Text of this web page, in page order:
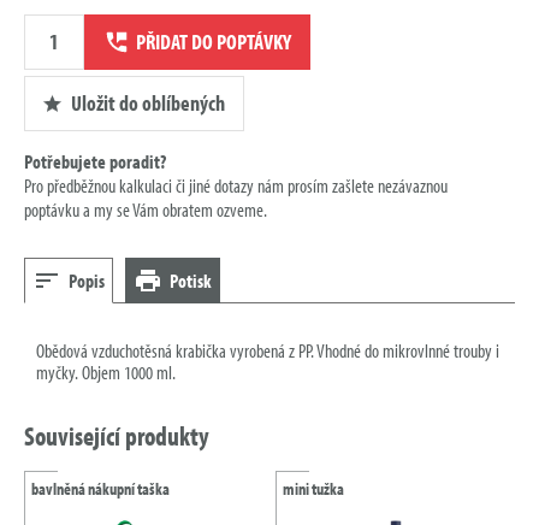
Množství
poptávky
PŘIDAT DO POPTÁVKY
Uložit do oblíbených
Potřebujete poradit?
Pro předběžnou kalkulaci či jiné dotazy nám prosím zašlete nezávaznou
poptávku a my se Vám obratem ozveme.
Popis Potisk
Obědová vzduchotěsná krabička vyrobená z PP. Vhodné do mikrovlnné trouby i
myčky. Objem 1000 ml.
Související produkty
bavlněná nákupní taška mini tužka